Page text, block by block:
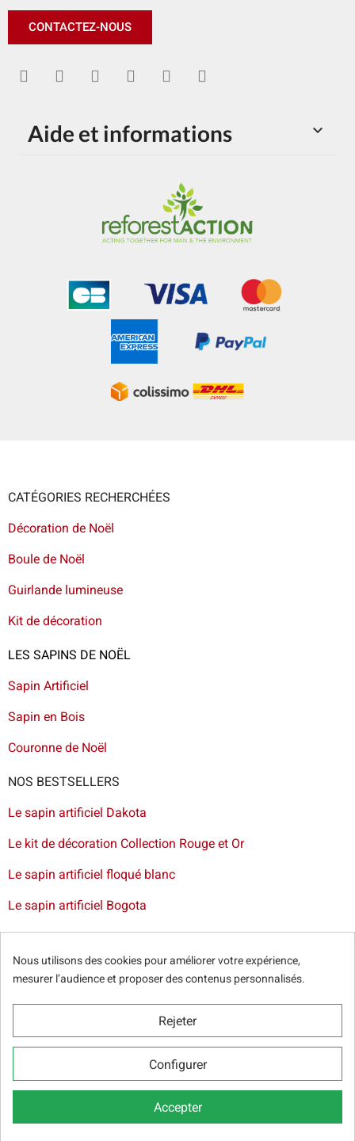
CONTACTEZ-NOUS

Aide et informations
CATÉGORIES RECHERCHÉES
Décoration de Noël
Boule de Noël
Guirlande lumineuse
Kit de décoration
LES SAPINS DE NOËL
Sapin Artificiel
Sapin en Bois
Couronne de Noël
NOS BESTSELLERS
Le sapin artificiel Dakota
Le kit de décoration Collection Rouge et Or
Le sapin artificiel floqué blanc
Le sapin artificiel Bogota
Paris-Livraison de votre sapin à Nantes-Livraison de
sapin artificiel à Bordeaux
© Sapins.fr 2025 -Conditions générales-Politique de
Cookie Relevé-
Nous utilisons des cookies pour améliorer votre expérience,
mesurer l’audience et proposer des contenus personnalisés.
Rejeter
Configurer
Accepter